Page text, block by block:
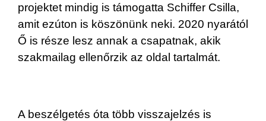
projektet mindig is támogatta Schiffer Csilla,
amit ezúton is köszönünk neki. 2020 nyarától
Ő is része lesz annak a csapatnak, akik
szakmailag ellenőrzik az oldal tartalmát.
A beszélgetés óta több visszajelzés is